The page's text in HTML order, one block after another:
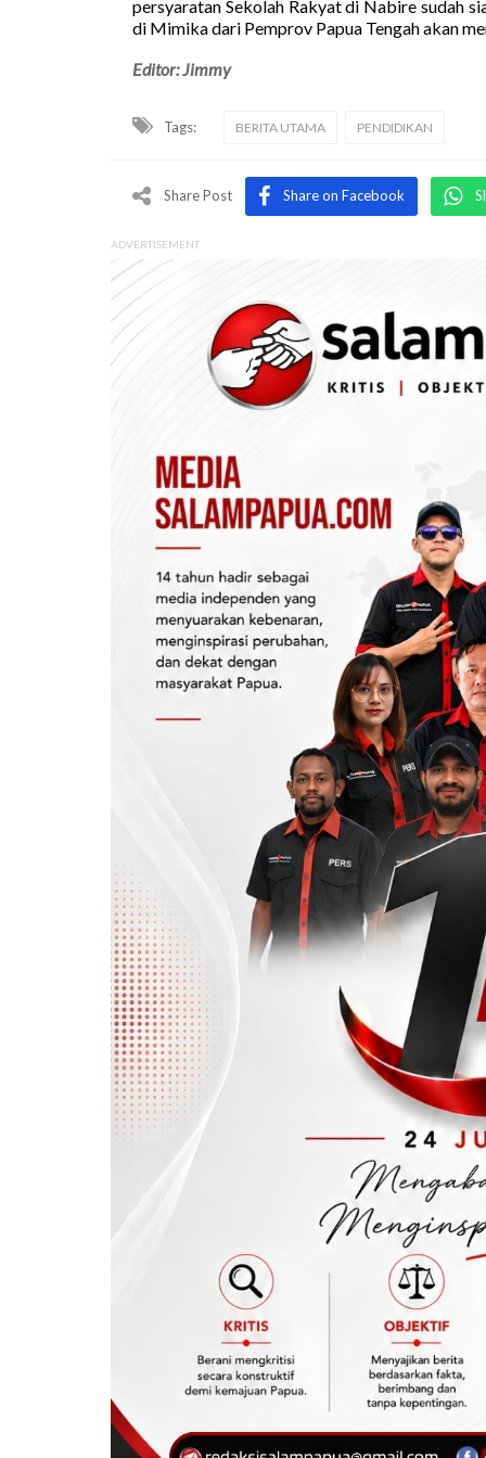
persyaratan Sekolah Rakyat di Nabire sudah
di Mimika dari Pemprov Papua Tengah akan
Editor: Jimmy
Tags: BERITA UTAMA PENDIDIKAN
Share Post Share on Facebook
ADVERTISEMENT